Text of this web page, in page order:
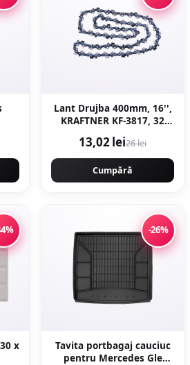
Lant Drujba 400mm, 16'',
KRAFTNER KF-3817, 32
0.325 motofierastrau
13,02 lei26 lei
Cumpără
-26%
Tavita portbagaj cauciuc
pentru Mercedes Gle